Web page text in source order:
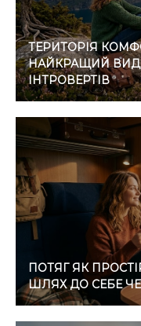
ТЕРИТОРІЯ
НАЙКРАЩИЙ ВИД
ІНТРОВЕРТІВ
ПОТЯГ ЯК
ШЛЯХ ДО СЕБЕ